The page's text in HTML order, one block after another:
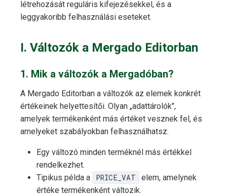
létrehozását reguláris kifejezésekkel, és a
leggyakoribb felhasználási eseteket.
I. Változók a Mergado Editorban
1. Mik a változók a Mergadóban?
A Mergado Editorban a változók az elemek konkrét
értékeinek helyettesítői. Olyan „adattárolók",
amelyek termékenként más értéket vesznek fel, és
amelyeket szabályokban felhasználhatsz.
Egy változó minden terméknél más értékkel
rendelkezhet.
Tipikus példa a
PRICE_VAT
elem, amelynek
értéke termékenként változik.